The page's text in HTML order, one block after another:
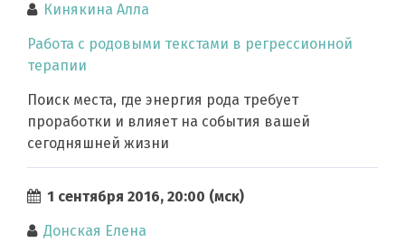
Кинякина Алла
Работа с родовыми текстами в регрессионной
терапии
Поиск места, где энергия рода требует
проработки и влияет на события вашей
сегодняшней жизни
1 сентября 2016, 20:00 (мск)
Донская Елена